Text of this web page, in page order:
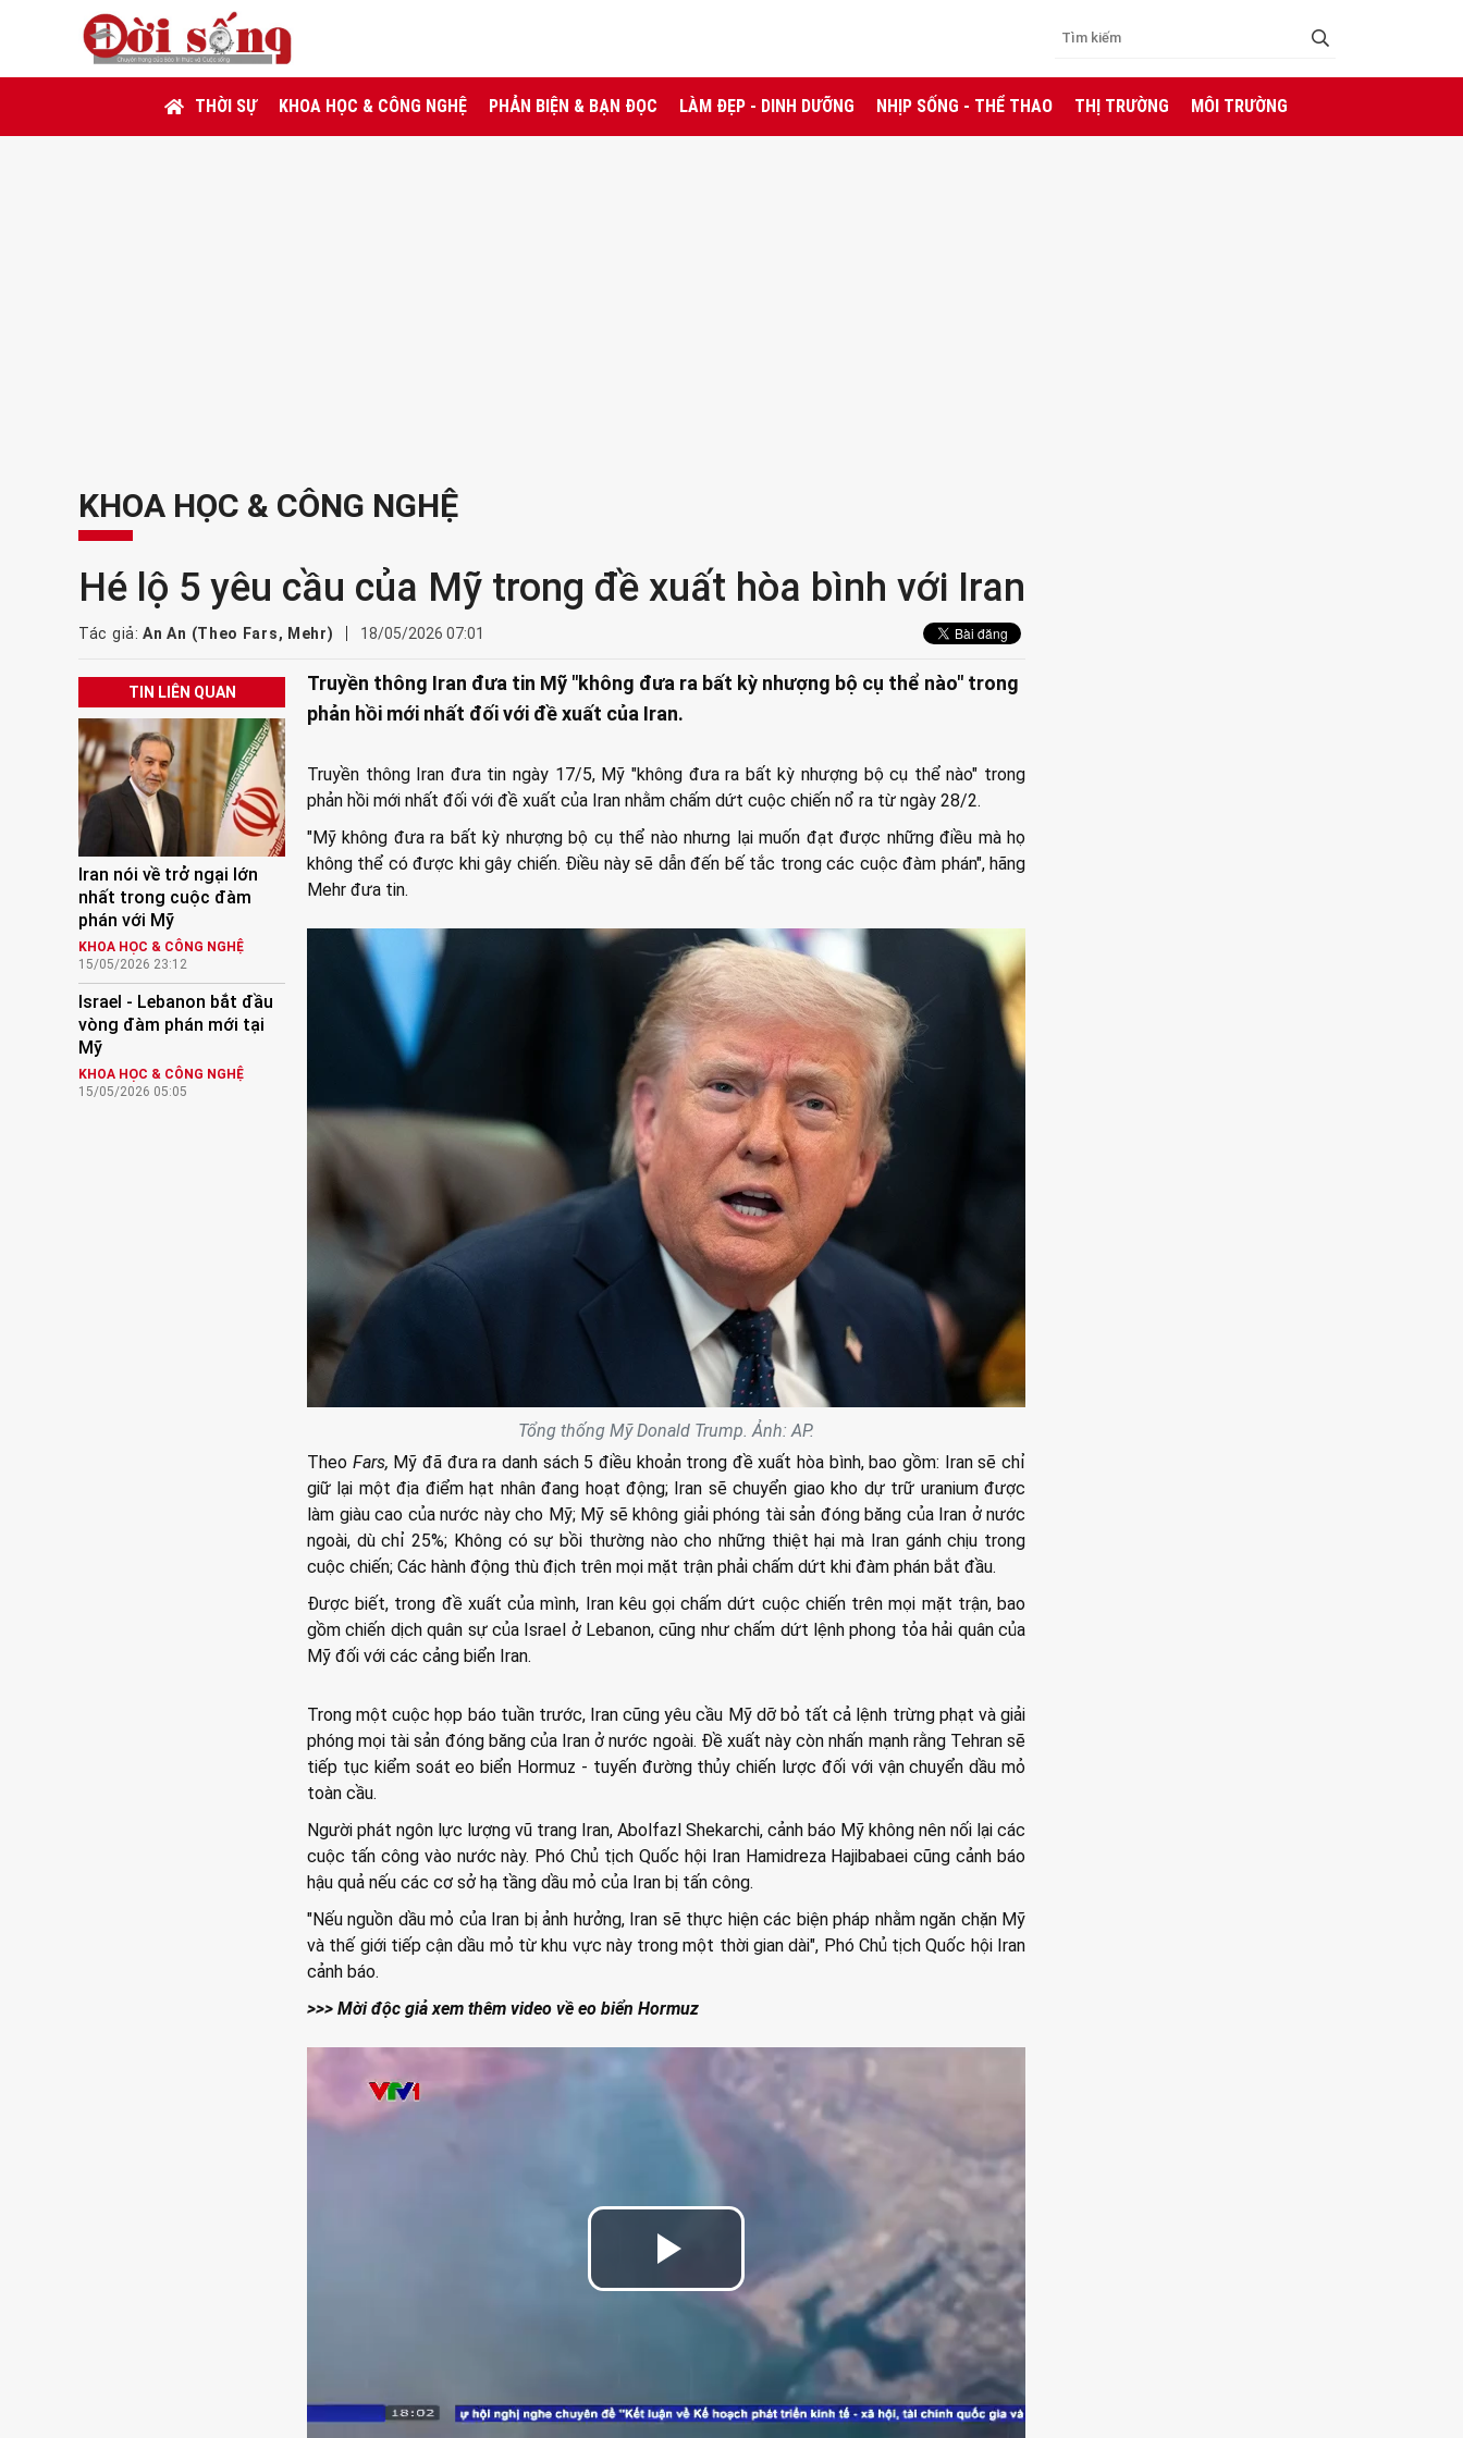
THỜI SỰ KHOA HỌC & CÔNG NGHỆ PHẢN BIỆN & BẠN ĐỌC LÀM ĐẸP - DINH DƯỠNG NHỊP SỐNG - THỂ THAO THỊ TRƯỜNG MÔI TRƯỜNG
KHOA HỌC & CÔNG NGHỆ
Hé lộ 5 yêu cầu của Mỹ trong đề xuất hòa bình với Iran
Tác giả:An An (Theo Fars, Mehr) 18/05/2026 07:01
TIN LIÊN QUAN
Iran nói về trở ngại lớn
nhất trong cuộc đàm
phán với Mỹ
KHOA HỌC & CÔNG NGHỆ
15/05/2026 23:12
Israel - Lebanon bắt đầu
vòng đàm phán mới tại
Mỹ
KHOA HỌC & CÔNG NGHỆ
15/05/2026 05:05
Truyền thông Iran đưa tin Mỹ "không đưa ra bất kỳ nhượng bộ cụ thể nào" trong
phản hồi mới nhất đối với đề xuất của Iran.
Truyền thông Iran đưa tin ngày 17/5, Mỹ "không đưa ra bất kỳ nhượng bộ cụ thể nào" trong
phản hồi mới nhất đối với đề xuất của Iran nhằm chấm dứt cuộc chiến nổ ra từ ngày 28/2.
"Mỹ không đưa ra bất kỳ nhượng bộ cụ thể nào nhưng lại muốn đạt được những điều mà họ
không thể có được khi gây chiến. Điều này sẽ dẫn đến bế tắc trong các cuộc đàm phán", hãng
Mehr đưa tin.
Tổng thống Mỹ Donald Trump. Ảnh: AP.
Theo Fars, Mỹ đã đưa ra danh sách 5 điều khoản trong đề xuất hòa bình, bao gồm: Iran sẽ chỉ
giữ lại một địa điểm hạt nhân đang hoạt động; Iran sẽ chuyển giao kho dự trữ uranium được
làm giàu cao của nước này cho Mỹ; Mỹ sẽ không giải phóng tài sản đóng băng của Iran ở nước
ngoài, dù chỉ 25%; Không có sự bồi thường nào cho những thiệt hại mà Iran gánh chịu trong
cuộc chiến; Các hành động thù địch trên mọi mặt trận phải chấm dứt khi đàm phán bắt đầu.
Được biết, trong đề xuất của mình, Iran kêu gọi chấm dứt cuộc chiến trên mọi mặt trận, bao
gồm chiến dịch quân sự của Israel ở Lebanon, cũng như chấm dứt lệnh phong tỏa hải quân của
Mỹ đối với các cảng biển Iran.
Trong một cuộc họp báo tuần trước, Iran cũng yêu cầu Mỹ dỡ bỏ tất cả lệnh trừng phạt và giải
phóng mọi tài sản đóng băng của Iran ở nước ngoài. Đề xuất này còn nhấn mạnh rằng Tehran sẽ
tiếp tục kiểm soát eo biển Hormuz - tuyến đường thủy chiến lược đối với vận chuyển dầu mỏ
toàn cầu.
Người phát ngôn lực lượng vũ trang Iran, Abolfazl Shekarchi, cảnh báo Mỹ không nên nối lại các
cuộc tấn công vào nước này. Phó Chủ tịch Quốc hội Iran Hamidreza Hajibabaei cũng cảnh báo
hậu quả nếu các cơ sở hạ tầng dầu mỏ của Iran bị tấn công.
"Nếu nguồn dầu mỏ của Iran bị ảnh hưởng, Iran sẽ thực hiện các biện pháp nhằm ngăn chặn Mỹ
và thế giới tiếp cận dầu mỏ từ khu vực này trong một thời gian dài", Phó Chủ tịch Quốc hội Iran
cảnh báo.
>>> Mời độc giả xem thêm video về eo biển Hormuz
Play
Video